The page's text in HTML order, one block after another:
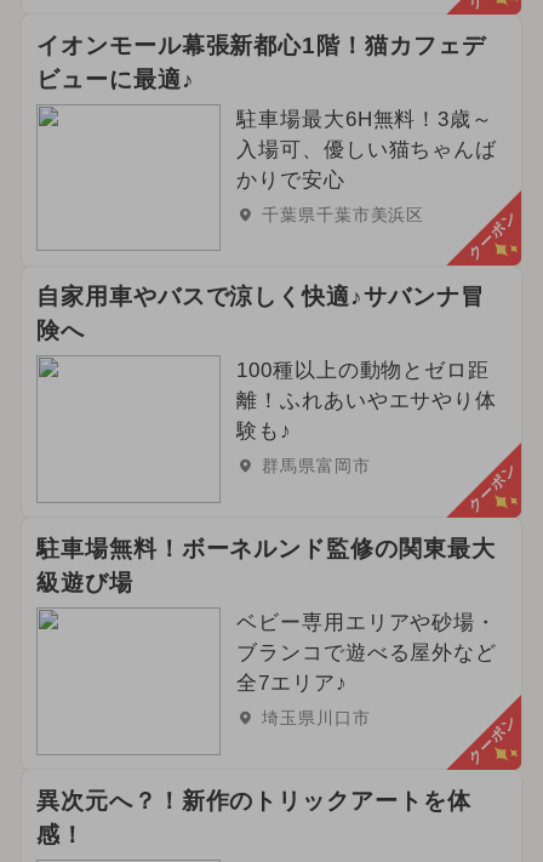
イオンモール幕張新都心1階！猫カフェデ
ビューに最適♪
駐車場最大6H無料！3歳～
入場可、優しい猫ちゃんば
かりで安心
千葉県千葉市美浜区 クーポン
自家用車やバスで涼しく快適♪サバンナ冒
険へ
100種以上の動物とゼロ距
離！ふれあいやエサやり体
験も♪
群馬県富岡市 クーポン
駐車場無料！ボーネルンド監修の関東最大
級遊び場
ベビー専用エリアや砂場・
ブランコで遊べる屋外など
全7エリア♪
埼玉県川口市 クーポン
異次元へ？！新作のトリックアートを体
感！